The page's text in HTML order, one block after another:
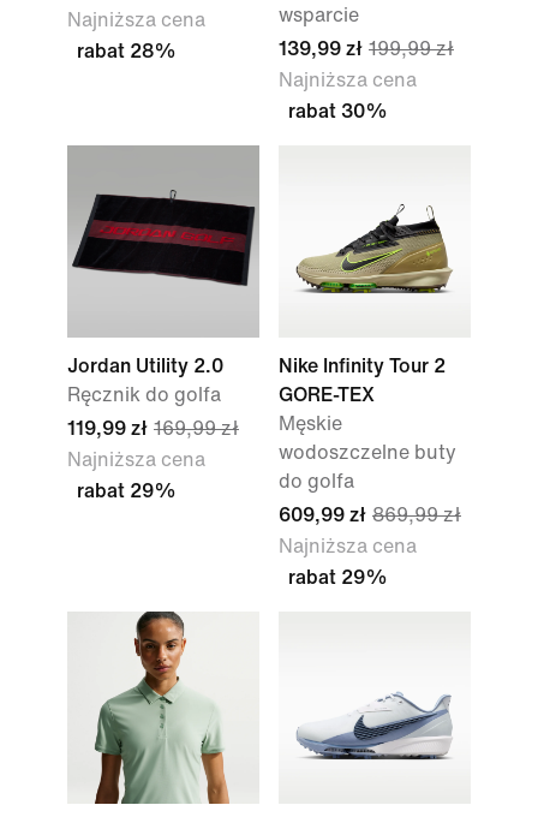
Najniższa cena
rabat 28%
wsparcie
139,99 zł 199,99 zł
Najniższa cena
rabat 30%
Jordan Utility 2.0
Ręcznik do golfa
119,99 zł 169,99 zł
Najniższa cena
rabat 29%
Nike Infinity Tour 2
GORE-TEX
Męskie
wodoszczelne buty
do golfa
609,99 zł 869,99 zł
Najniższa cena
rabat 29%